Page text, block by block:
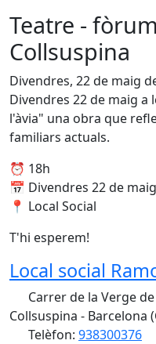
Teatre -
Collsuspina
Divendres, 22 de maig
Divendres 22 de maig a
l'àvia" una obra que
familiars actuals.
⏰ 18h
📅 Divendres 22 de maig
📍 Local Social
T'hi esperem!
Local social
Carrer de la Verge
Collsuspina - Barcelona
Telèfon: 938300376